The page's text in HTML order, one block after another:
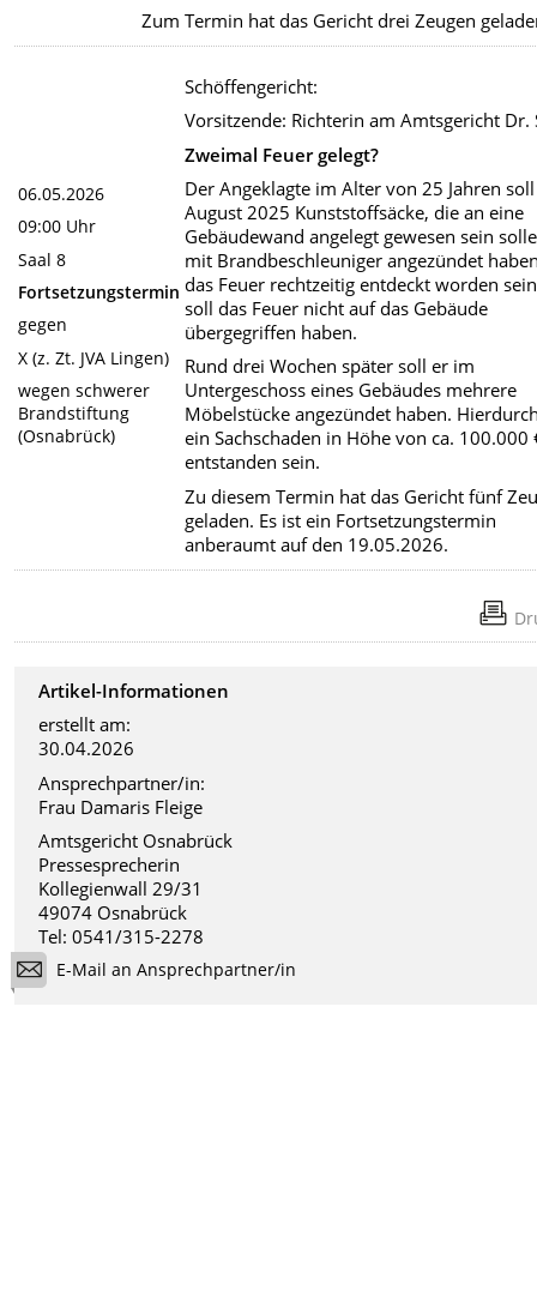
Zum Termin hat das Gericht drei Zeugen
06.05.2026
09:00 Uhr
Saal 8
Fortsetzungstermin
gegen
X (z. Zt. JVA Lingen)
wegen schwerer
Brandstiftung
(Osnabrück)
Schöffengericht:
Vorsitzende: Richterin am Amtsgericht Dr.
Zweimal Feuer gelegt?
Der Angeklagte im Alter von 25 Jahren
August 2025 Kunststoffsäcke, die an eine
Gebäudewand angelegt gewesen sein
mit Brandbeschleuniger angezündet
das Feuer rechtzeitig entdeckt worden
soll das Feuer nicht auf das Gebäude
übergegriffen haben.
Rund drei Wochen später soll er im
Untergeschoss eines Gebäudes mehrere
Möbelstücke angezündet haben.
ein Sachschaden in Höhe von ca. 100.000
entstanden sein.
Zu diesem Termin hat das Gericht fünf
geladen. Es ist ein Fortsetzungstermin
anberaumt auf den 19.05.2026.
Artikel-Informationen
erstellt am:
30.04.2026
Ansprechpartner/in:
Frau Damaris Fleige
Amtsgericht Osnabrück
Pressesprecherin
Kollegienwall 29/31
49074 Osnabrück
Tel: 0541/315-2278
E-Mail an Ansprechpartner/in